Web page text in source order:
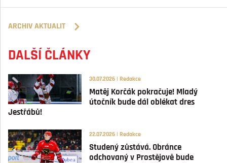
ARCHIV AKTUALIT
DALŠÍ ČLÁNKY
30.07.2026 | Redakce
Matěj Korčák pokračuje! Mladý
útočník bude dál oblékat dres
Jestřábů!
22.07.2026 | Redakce
Studený zůstává. Obránce
odchovaný v Prostějově bude